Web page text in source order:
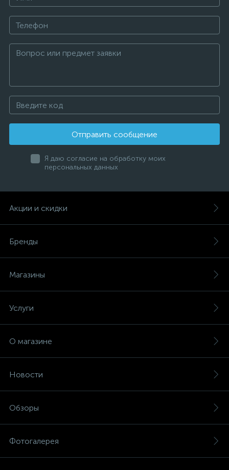
Отправить сообщение
Я даю согласие на обработку моих
персональных данных
Акции и скидки
Бренды
Магазины
Услуги
О магазине
Новости
Обзоры
Фотогалерея